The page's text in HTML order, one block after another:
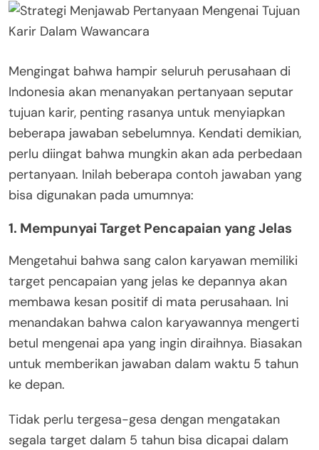
Mengingat bahwa hampir seluruh perusahaan di
Indonesia akan menanyakan pertanyaan seputar
tujuan karir, penting rasanya untuk menyiapkan
beberapa jawaban sebelumnya. Kendati demikian,
perlu diingat bahwa mungkin akan ada perbedaan
pertanyaan. Inilah beberapa contoh jawaban yang
bisa digunakan pada umumnya:
1. Mempunyai Target Pencapaian yang Jelas
Mengetahui bahwa sang calon karyawan memiliki
target pencapaian yang jelas ke depannya akan
membawa kesan positif di mata perusahaan. Ini
menandakan bahwa calon karyawannya mengerti
betul mengenai apa yang ingin diraihnya. Biasakan
untuk memberikan jawaban dalam waktu 5 tahun
ke depan.
Tidak perlu tergesa-gesa dengan mengatakan
segala target dalam 5 tahun bisa dicapai dalam